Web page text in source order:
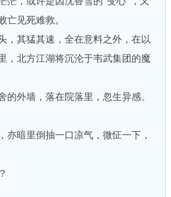
亡见死难救。
其猛其速，全在意料之外，在以
，北方江湖将沉沦于韦武集团的魔
外墙，落在院落里，忽生异感。
暗里倒抽一口凉气，微怔一下，